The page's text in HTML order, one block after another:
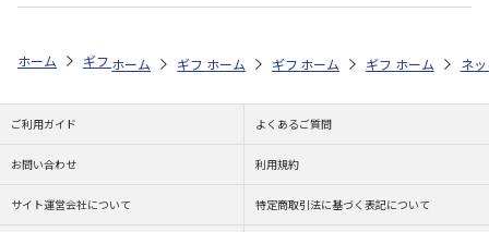
ホーム ギフトストア お中元・夏ギフト特集 2026 そうめん・麺類
ホーム ギフトストア お中元・夏ギフト特集 2026
ホーム ギフトストア お中元・夏ギフト
ホーム ギフトストア お
ホーム ネ
ご利用ガイド よくあるご質問
お問い合わせ 利用規約
サイト運営会社について 特定商取引法に基づく表記について